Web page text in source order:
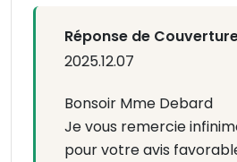
Réponse de
2025.12.07
Bonsoir Mme Debard
Je vous remercie
pour votre avis